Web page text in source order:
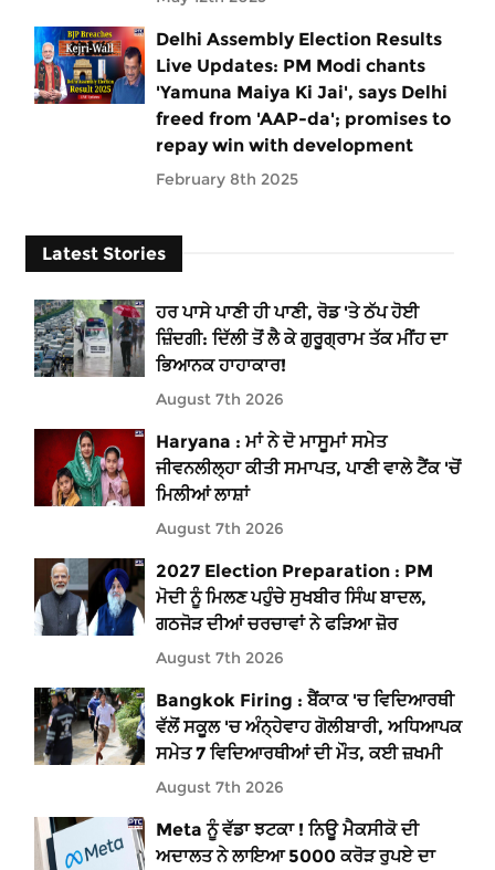
Delhi Assembly Election Results
Live Updates: PM Modi chants
'Yamuna Maiya Ki Jai', says Delhi
freed from 'AAP-da'; promises to
repay win with development
February 8th 2025
Latest Stories
ਹਰ ਪਾਸੇ ਪਾਣੀ ਹੀ ਪਾਣੀ, ਰੋਡ 'ਤੇ ਠੱਪ ਹੋਈ
ਜ਼ਿੰਦਗੀ: ਦਿੱਲੀ ਤੋਂ ਲੈ ਕੇ ਗੁਰੂਗ੍ਰਾਮ ਤੱਕ ਮੀਂਹ ਦਾ
ਭਿਆਨਕ ਹਾਹਾਕਾਰ!
August 7th 2026
Haryana : ਮਾਂ ਨੇ ਦੋ ਮਾਸੂਮਾਂ ਸਮੇਤ
ਜੀਵਨਲੀਲ੍ਹਾ ਕੀਤੀ ਸਮਾਪਤ, ਪਾਣੀ ਵਾਲੇ ਟੈਂਕ 'ਚੋਂ
ਮਿਲੀਆਂ ਲਾਸ਼ਾਂ
August 7th 2026
2027 Election Preparation : PM
ਮੋਦੀ ਨੂੰ ਮਿਲਣ ਪਹੁੰਚੇ ਸੁਖਬੀਰ ਸਿੰਘ ਬਾਦਲ,
ਗਠਜੋੜ ਦੀਆਂ ਚਰਚਾਵਾਂ ਨੇ ਫੜਿਆ ਜ਼ੋਰ
August 7th 2026
Bangkok Firing : ਬੈਂਕਾਕ 'ਚ ਵਿਦਿਆਰਥੀ
ਵੱਲੋਂ ਸਕੂਲ 'ਚ ਅੰਨ੍ਹੇਵਾਹ ਗੋਲੀਬਾਰੀ, ਅਧਿਆਪਕ
ਸਮੇਤ 7 ਵਿਦਿਆਰਥੀਆਂ ਦੀ ਮੌਤ, ਕਈ ਜ਼ਖਮੀ
August 7th 2026
Meta ਨੂੰ ਵੱਡਾ ਝਟਕਾ ! ਨਿਊ ਮੈਕਸੀਕੋ ਦੀ
ਅਦਾਲਤ ਨੇ ਲਾਇਆ 5000 ਕਰੋੜ ਰੁਪਏ ਦਾ